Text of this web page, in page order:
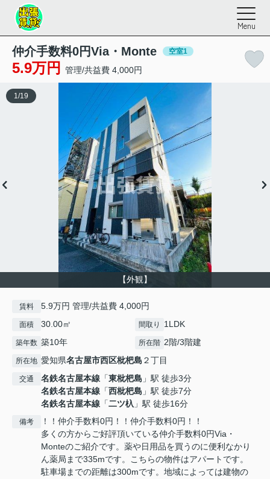
Menu
仲介手数料0円Via・Monte 空室1
5.9万円 管理/共益費 4,000円
【外観】
1 /19
賃料 5.9万円 管理/共益費 4,000円
面積 30.00㎡ 間取り 1LDK
築年数 築10年 所在階 2階/3階建
所在地 愛知県名古屋市西区枇杷島 ２丁目
交通 名鉄名古屋本線 「東枇杷島 」駅 徒歩3分
名鉄名古屋本線 「西枇杷島 」駅 徒歩7分
名鉄名古屋本線 「二ツ杁 」駅 徒歩16分
備考
！！仲介手数料0円！！仲介手数料0円！！
多くの方からご好評頂いている仲介手数料0円Via・
Monteのご紹介です。薬や日用品を買うのに便利なかり
ん薬局まで335mです。こちらの物件はアパートです。
駐車場までの距離は300mです。地域によっては建物の